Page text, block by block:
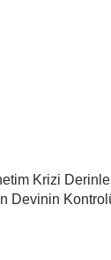
Krizi
Devinin